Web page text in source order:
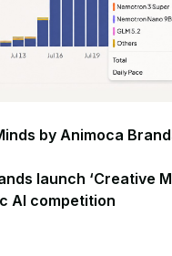
by Animoca
launch ‘Creative
AI competition